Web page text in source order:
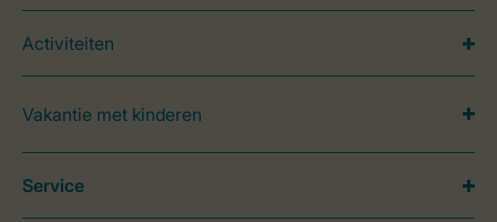
Activiteiten
Vakantie met kinderen
Service